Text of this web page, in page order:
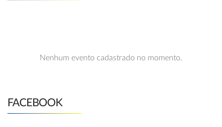
Nenhum evento cadastrado no momento.
FACEBOOK